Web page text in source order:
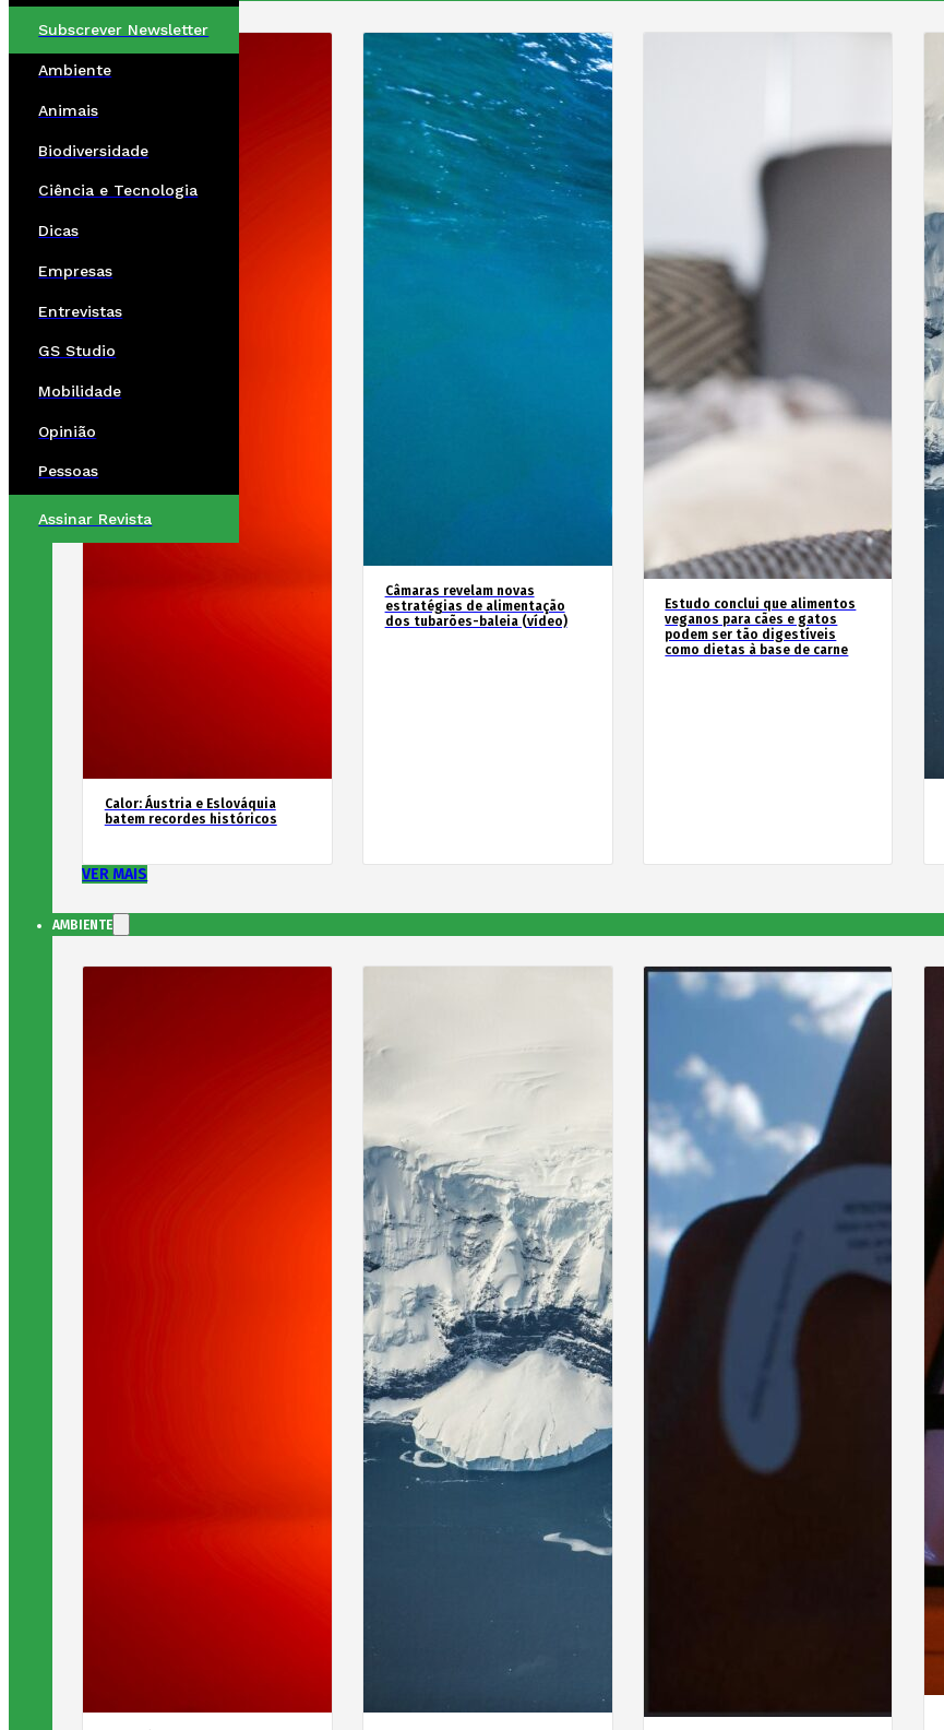
Subscrever Newsletter
Ambiente
Animais
Biodiversidade
Ciência e Tecnologia
Dicas
Empresas
Entrevistas
GS Studio
Mobilidade
Opinião
Pessoas
Assinar Revista
Calor: Áustria e Eslováquia
batem recordes históricos
Câmaras revelam novas
estratégias de alimentação
dos tubarões-baleia (vídeo)
Estudo conclui que alimentos
veganos para cães e gatos
podem ser tão digestíveis
como dietas à base de carne
VER MAIS
AMBIENTE